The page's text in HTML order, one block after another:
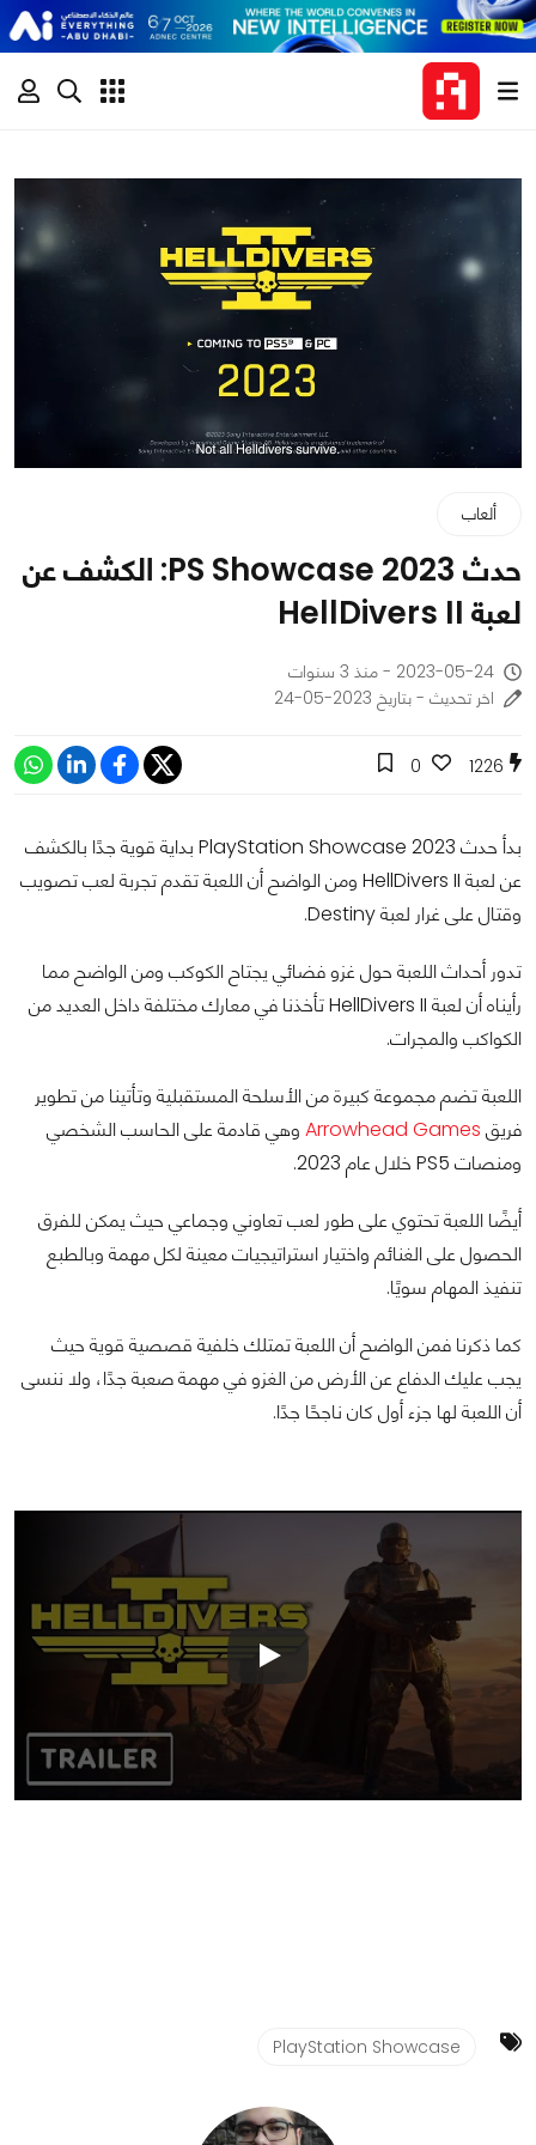
ألعاب
حدث PS Showcase 2023: الكشف عن
لعبة HellDivers II
2023-05-24 - منذ 3 سنوات
اخر تحديث - بتاريخ 2023-05-24
1226
0
بدأ حدث PlayStation Showcase 2023 بداية قوية جدًا بالكشف
عن لعبة HellDivers II ومن الواضح أن اللعبة تقدم تجربة لعب تصويب
وقتال على غرار لعبة Destiny.
تدور أحداث اللعبة حول غزو فضائي يجتاح الكوكب ومن الواضح مما
رأيناه أن لعبة HellDivers II تأخذنا في معارك مختلفة داخل العديد من
الكواكب والمجرات.
اللعبة تضم مجموعة كبيرة من الأسلحة المستقبلية وتأتينا من تطوير
فريق Arrowhead Games وهي قادمة على الحاسب الشخصي
ومنصات PS5 خلال عام 2023.
أيضًا اللعبة تحتوي على طور لعب تعاوني وجماعي حيث يمكن للفرق
الحصول على الغنائم واختيار استراتيجيات معينة لكل مهمة وبالطبع
تنفيذ المهام سويًا.
كما ذكرنا فمن الواضح أن اللعبة تمتلك خلفية قصصية قوية حيث
يجب عليك الدفاع عن الأرض من الغزو في مهمة صعبة جدًا، ولا ننسى
أن اللعبة لها جزء أول كان ناجحًا جدًا.
PlayStation Showcase